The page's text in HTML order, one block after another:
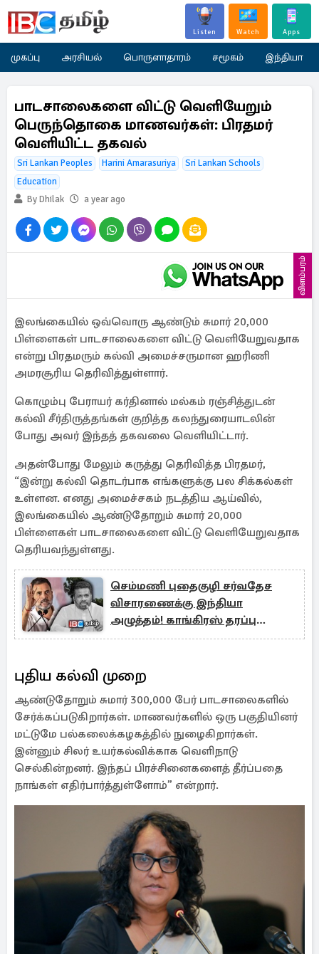
Listen Watch Apps
முகப்பு அரசியல் பொருளாதாரம் சமூகம் இந்தியா
பாடசாலைகளை விட்டு வெளியேறும்
பெருந்தொகை மாணவர்கள்: பிரதமர்
வெளியிட்ட தகவல்
Sri Lankan Peoples Harini Amarasuriya
Sri Lankan Schools
Education
By Dhilak
a year ago
விளம்பரம்
இலங்கையில் ஒவ்வொரு ஆண்டும் சுமார் 20,000
பிள்ளைகள் பாடசாலைகளை விட்டு வெளியேறுவதாக
என்று பிரதமரும் கல்வி அமைச்சருமான ஹரிணி
அமரசூரிய தெரிவித்துள்ளார்.
கொழும்பு பேராயர் கர்தினால் மல்கம் ரஞ்சித்துடன்
கல்வி சீர்திருத்தங்கள் குறித்த கலந்துரையாடலின்
போது அவர் இந்தத் தகவலை வெளியிட்டார்.
அதன்போது மேலும் கருத்து தெரிவித்த பிரதமர்,
“இன்று கல்வி தொடர்பாக எங்களுக்கு பல சிக்கல்கள்
உள்ளன. எனது அமைச்சகம் நடத்திய ஆய்வில்,
இலங்கையில் ஆண்டுதோறும் சுமார் 20,000
பிள்ளைகள் பாடசாலைகளை விட்டு வெளியேறுவதாக
தெரியவந்துள்ளது.
செம்மணி புதைகுழி சர்வதேச
விசாரணைக்கு இந்தியா
அழுத்தம்! காங்கிரஸ் தரப்பு
கோரிக்கை
புதிய கல்வி முறை
ஆண்டுதோறும் சுமார் 300,000 பேர் பாடசாலைகளில்
சேர்க்கப்படுகிறார்கள். மாணவர்களில் ஒரு பகுதியினர்
மட்டுமே பல்கலைக்கழகத்தில் நுழைகிறார்கள்.
இன்னும் சிலர் உயர்கல்விக்காக வெளிநாடு
செல்கின்றனர். இந்தப் பிரச்சினைகளைத் தீர்ப்பதை
நாங்கள் எதிர்பார்த்துள்ளோம்” என்றார்.